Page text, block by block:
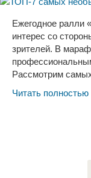
Ежегодное ралли
интерес со
зрителей. В
Рассмотрим
Читать полностью